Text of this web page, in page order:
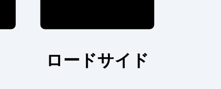
ロードサイド